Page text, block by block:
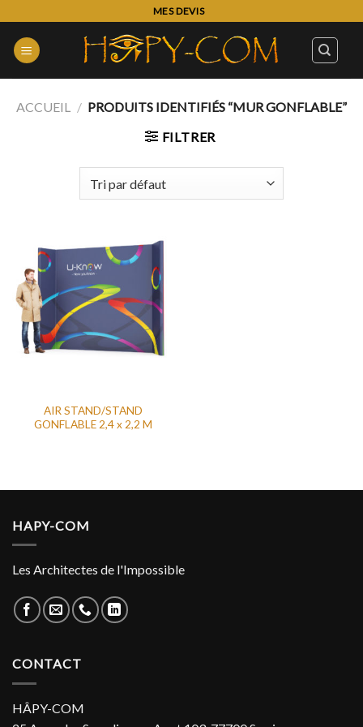
content
MES DEVIS
ACCUEIL / PRODUITS IDENTIFIÉS “MUR GONFLABLE”
FILTRER
AIR STAND/STAND
GONFLABLE 2,4 x 2,2 M
HAPY-COM
Les Architectes de l'Impossible
CONTACT
HÂPY-COM